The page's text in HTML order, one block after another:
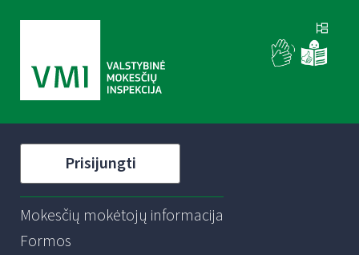
Prisijungti
Mokesčių mokėtojų informacija
Formos